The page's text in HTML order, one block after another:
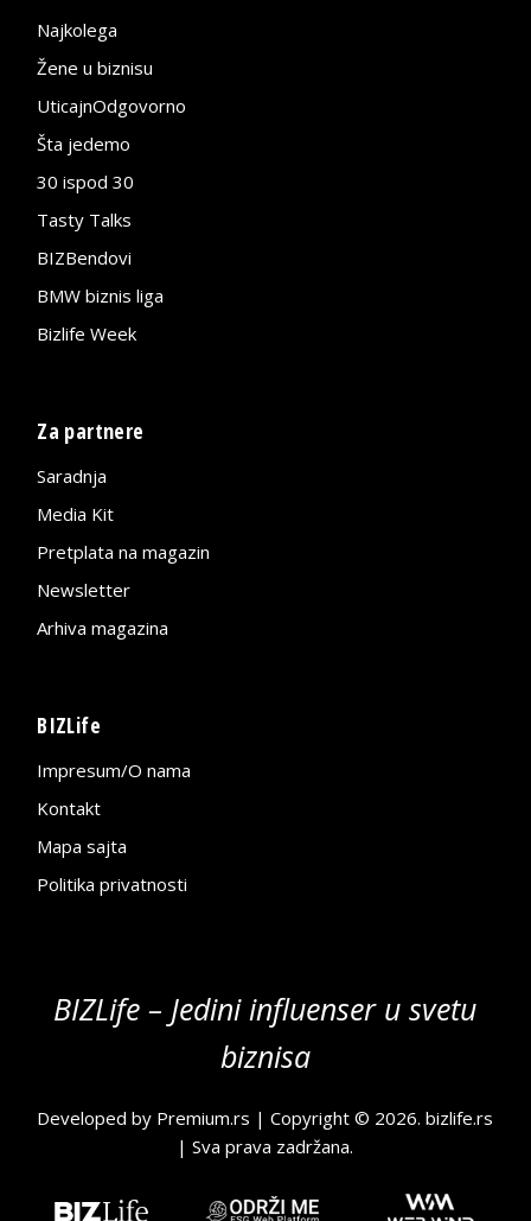
Najkolega
Žene u biznisu
UticajnOdgovorno
Šta jedemo
30 ispod 30
Tasty Talks
BIZBendovi
BMW biznis liga
Bizlife Week
Za partnere
Saradnja
Media Kit
Pretplata na magazin
Newsletter
Arhiva magazina
BIZLife
Impresum/O nama
Kontakt
Mapa sajta
Politika privatnosti
BIZLife – Jedini influenser u svetu
biznisa
Developed by Premium.rs | Copyright © 2026.bizlife.rs
| Sva prava zadržana.